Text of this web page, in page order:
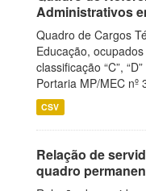
Administrativos
Quadro de Cargos
Educação,
classificação “C”,
Portaria MP/MEC nº
CSV
Relação de
quadro